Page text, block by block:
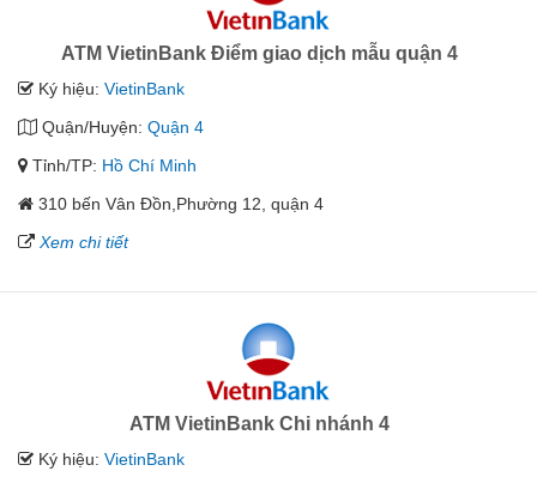
ATM VietinBank Điểm giao dịch mẫu quận 4
Ký hiệu: VietinBank
Quận/Huyện: Quận 4
Tỉnh/TP: Hồ Chí Minh
310 bến Vân Đồn,Phường 12, quận 4
Xem chi tiết
ATM VietinBank Chi nhánh 4
Ký hiệu: VietinBank